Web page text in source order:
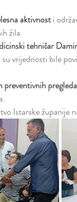
aktivnost i
žila.
tehničar
vrijednosti bile
preventivnih pregleda
Istarske županije